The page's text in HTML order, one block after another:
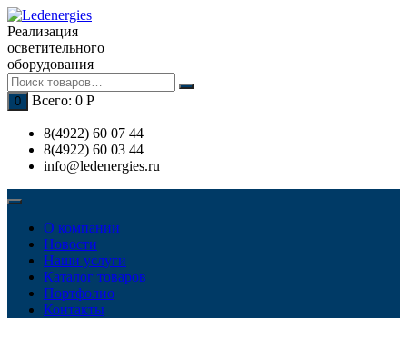
Перейти
к
содержимому
Реализация
осветительного
оборудования
0 Всего: 0 Р
8(4922) 60 07 44
8(4922) 60 03 44
info@ledenergies.ru
О компании
Новости
Наши услуги
Каталог товаров
Портфолио
Контакты